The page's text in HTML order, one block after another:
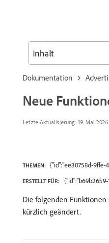
Dokumentation
Neue
Letzte Aktualisierung: 19. Mai 2026
THEMEN: {"id":"ee30758d-9ffe-
ERSTELLT FÜR:
Die folgenden
kürzlich geändert.
Inhalt